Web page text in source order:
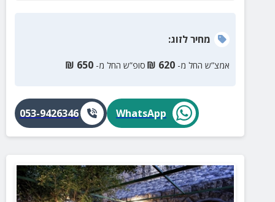
מחירלזוג:
אמצ”ש החל מ- 620
₪ סופ”ש החל מ- 650
₪
WhatsApp
053-9426346